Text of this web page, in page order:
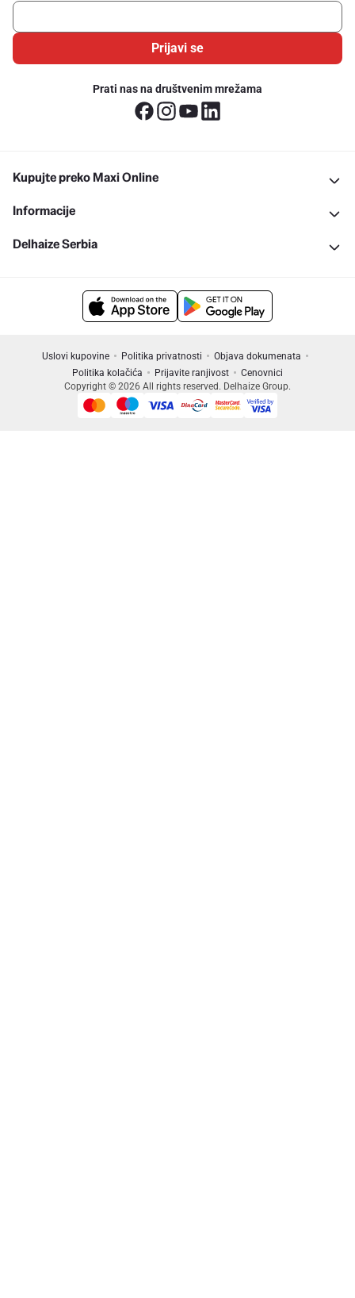
Prijavi se
Prati nas na društvenim mrežama
Kupujte preko Maxi Online
Informacije
Delhaize Serbia
Uslovi kupovine Politika privatnosti
Objava dokumenata
Politika kolačića
Prijavite ranjivost
Cenovnici
Copyright © 2026 All rights reserved. Delhaize Group.